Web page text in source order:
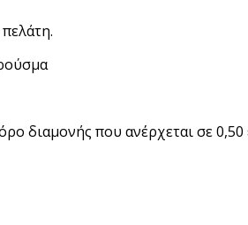
διαμονής που ανέρχεται σε